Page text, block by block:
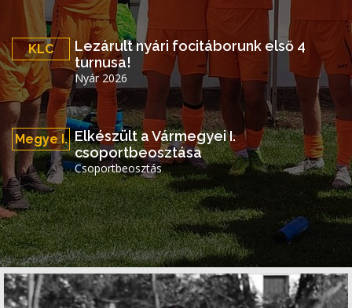
KLC
Lezárult nyári focitáborunk első 4
turnusa!
Nyár 2026
Megye I. Elkészült a Vármegyei I.
csoportbeosztása
Csoportbeosztás